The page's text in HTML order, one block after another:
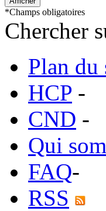
*Champs obligatoires
Chercher
Plan du
HCP -
CND -
Qui
FAQ-
RSS